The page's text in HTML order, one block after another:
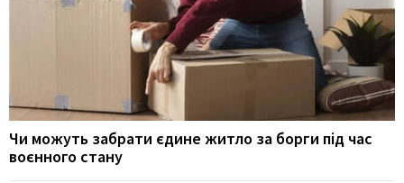
Чи можуть забрати єдине житло за борги під час
воєнного стану